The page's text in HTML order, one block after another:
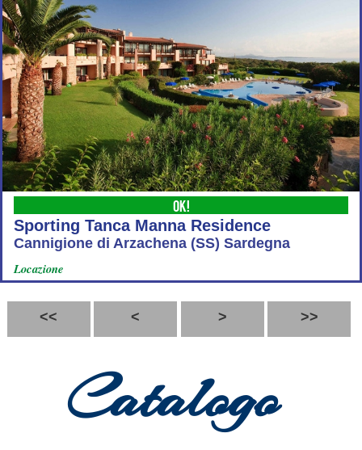
OK!
Sporting Tanca Manna Residence
Cannigione di Arzachena (SS) Sardegna
Locazione
<< < > >>
Catalogo